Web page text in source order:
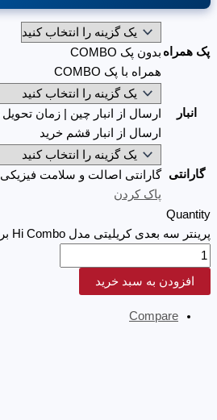
پک همراه بدون پک COMBO
همراه با پک COMBO
انبار
ارسال از انبار چین | زمان تحویل 8 تا 10 هفته کاری
ارسال از انبار قشم خرید
گارانتی
گارانتی اصالت و سلامت فیزیکی
پاک کردن
Quantity
پرینتر سه بعدی کریلیتی مدل Hi Combo برند Creality عدد
افزودن به سبد خرید
Compare